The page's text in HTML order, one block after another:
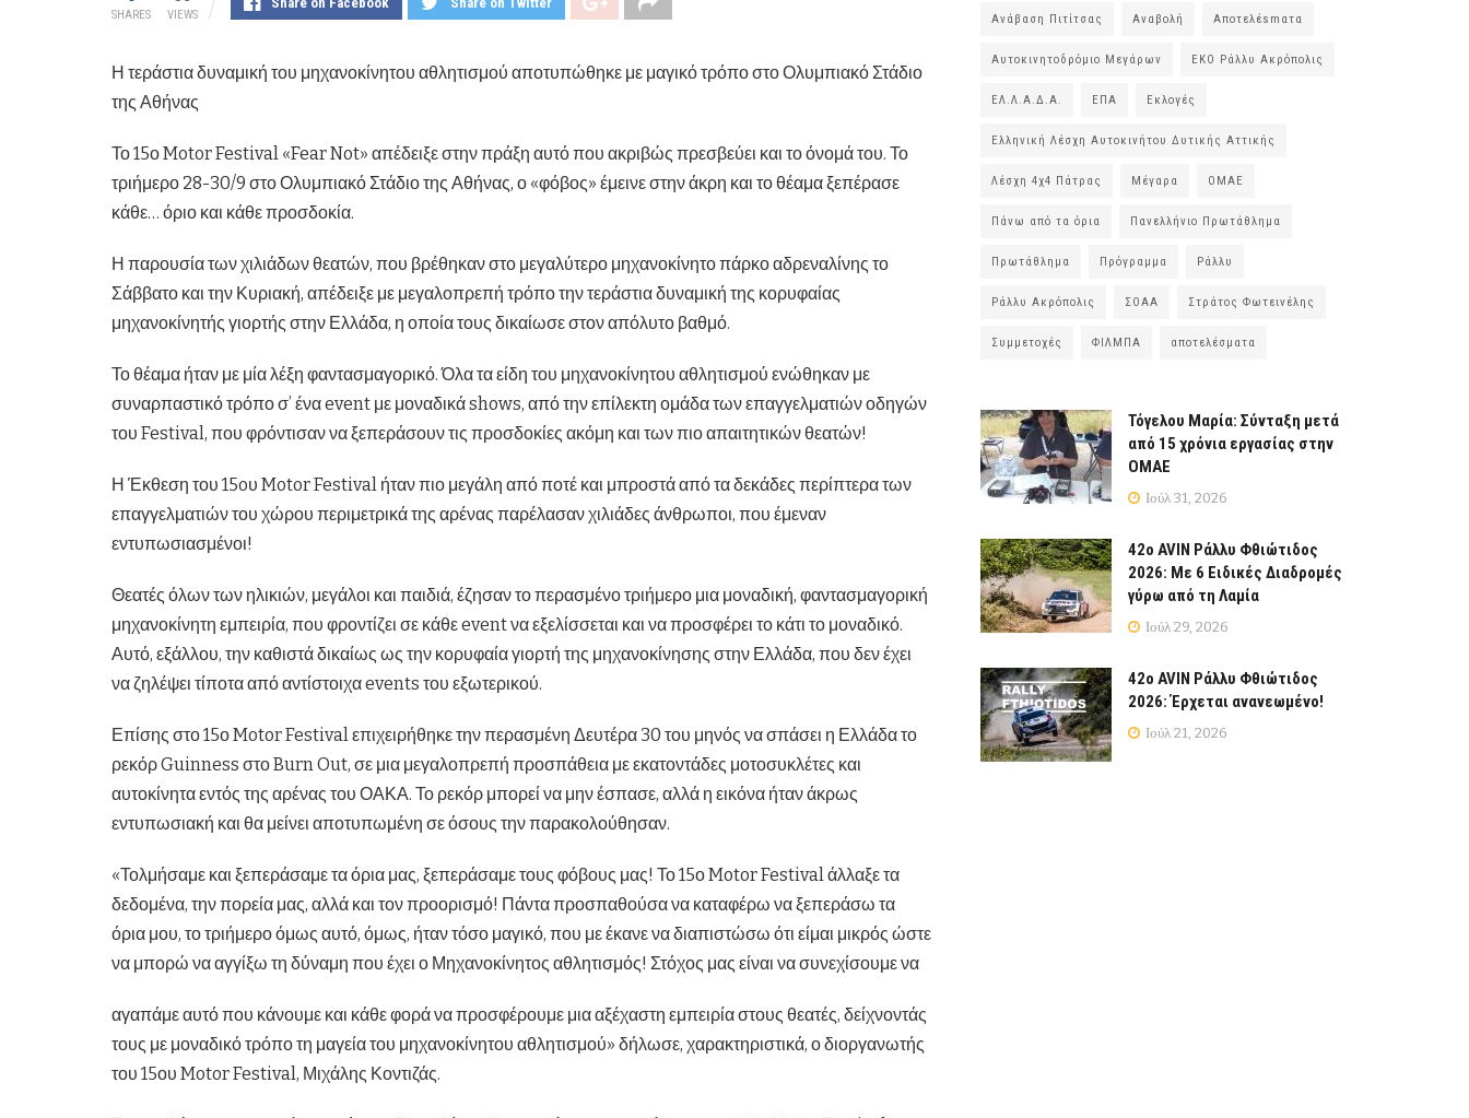
SHARES VIEWS
Η τεράστια δυναμική του μηχανοκίνητου αθλητισμού αποτυπώθηκε με μαγικό τρόπο στο Ολυμπιακό Στάδιο
της Αθήνας
Το 15ο Motor Festival «Fear Not» απέδειξε στην πράξη αυτό που ακριβώς πρεσβεύει και το όνομά του. Το
τριήμερο 28-30/9 στο Ολυμπιακό Στάδιο της Αθήνας, ο «φόβος» έμεινε στην άκρη και το θέαμα ξεπέρασε
κάθε… όριο και κάθε προσδοκία.
Η παρουσία των χιλιάδων θεατών, που βρέθηκαν στο μεγαλύτερο μηχανοκίνητο πάρκο αδρεναλίνης το
Σάββατο και την Κυριακή, απέδειξε με μεγαλοπρεπή τρόπο την τεράστια δυναμική της κορυφαίας
μηχανοκίνητής γιορτής στην Ελλάδα, η οποία τους δικαίωσε στον απόλυτο βαθμό.
Το θέαμα ήταν με μία λέξη φαντασμαγορικό. Όλα τα είδη του μηχανοκίνητου αθλητισμού ενώθηκαν με
συναρπαστικό τρόπο σ’ ένα event με μοναδικά shows, από την επίλεκτη ομάδα των επαγγελματιών οδηγών
του Festival, που φρόντισαν να ξεπεράσουν τις προσδοκίες ακόμη και των πιο απαιτητικών θεατών!
Η Έκθεση του 15oυ Motor Festival ήταν πιο μεγάλη από ποτέ και μπροστά από τα δεκάδες περίπτερα των
επαγγελματιών του χώρου περιμετρικά της αρένας παρέλασαν χιλιάδες άνθρωποι, που έμεναν
εντυπωσιασμένοι!
Θεατές όλων των ηλικιών, μεγάλοι και παιδιά, έζησαν το περασμένο τριήμερο μια μοναδική, φαντασμαγορική
μηχανοκίνητη εμπειρία, που φροντίζει σε κάθε event να εξελίσσεται και να προσφέρει το κάτι το μοναδικό.
Αυτό, εξάλλου, την καθιστά δικαίως ως την κορυφαία γιορτή της μηχανοκίνησης στην Ελλάδα, που δεν έχει
να ζηλέψει τίποτα από αντίστοιχα events του εξωτερικού.
Επίσης στο 15ο Motor Festival επιχειρήθηκε την περασμένη Δευτέρα 30 του μηνός να σπάσει η Ελλάδα το
ρεκόρ Guinness στο Burn Out, σε μια μεγαλοπρεπή προσπάθεια με εκατοντάδες μοτοσυκλέτες και
αυτοκίνητα εντός της αρένας του ΟΑΚΑ. Το ρεκόρ μπορεί να μην έσπασε, αλλά η εικόνα ήταν άκρως
εντυπωσιακή και θα μείνει αποτυπωμένη σε όσους την παρακολούθησαν.
«Τολμήσαμε και ξεπεράσαμε τα όρια μας, ξεπεράσαμε τους φόβους μας! Το 15ο Motor Festival άλλαξε τα
δεδομένα, την πορεία μας, αλλά και τον προορισμό! Πάντα προσπαθούσα να καταφέρω να ξεπεράσω τα
όρια μου, το τριήμερο όμως αυτό, όμως, ήταν τόσο μαγικό, που με έκανε να διαπιστώσω ότι είμαι μικρός ώστε
να μπορώ να αγγίξω τη δύναμη που έχει ο Μηχανοκίνητος αθλητισμός! Στόχος μας είναι να συνεχίσουμε να
αγαπάμε αυτό που κάνουμε και κάθε φορά να προσφέρουμε μια αξέχαστη εμπειρία στους θεατές, δείχνοντάς
τους με μοναδικό τρόπο τη μαγεία του μηχανοκίνητου αθλητισμού» δήλωσε, χαρακτηριστικά, ο διοργανωτής
του 15ου Motor Festival, Μιχάλης Κοντιζάς.
Ανάβαση Πιτίτσας Αναβολή Αποτελέsmατα
Αυτοκινητοδρόμιο Μεγάρων ΕΚΟ Ράλλυ Ακρόπολις
ΕΛ.Λ.Α.Δ.Α. ΕΠΑ Εκλογές
Ελληνική Λέσχη Αυτοκινήτου Δυτικής Αττικής
Λέσχη 4χ4 Πάτρας Μέγαρα ΟΜΑΕ
Πάνω από τα όρια Πανελλήνιο Πρωτάθλημα
Πρωτάθλημα Πρόγραμμα Ράλλυ
Ράλλυ Ακρόπολις ΣΟΑΑ Στράτος Φωτεινέλης
Συμμετοχές ΦΙΛΜΠΑ αποτελέσματα
Τόγελου Μαρία: Σύνταξη μετά
από 15 χρόνια εργασίας στην
ΟΜΑΕ
Ιούλ 31, 2026
42ο AVIN Ράλλυ Φθιώτιδος
2026: Με 6 Ειδικές Διαδρομές
γύρω από τη Λαμία
Ιούλ 29, 2026
42ο AVIN Ράλλυ Φθιώτιδος
2026: Έρχεται ανανεωμένο!
Ιούλ 21, 2026